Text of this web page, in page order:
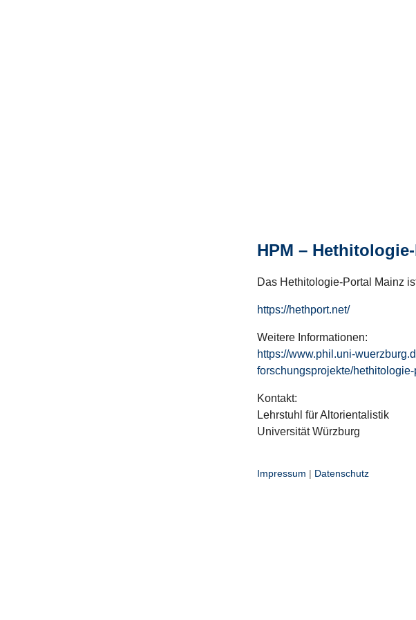
HPM –
Das Hethitologie-Portal Mainz
https://hethport.net/
Weitere Informationen:
https://www.phil.uni-
forschungsprojekte/
Kontakt:
Lehrstuhl für Altorientalistik
Universität Würzburg
Impressum | Datenschutz